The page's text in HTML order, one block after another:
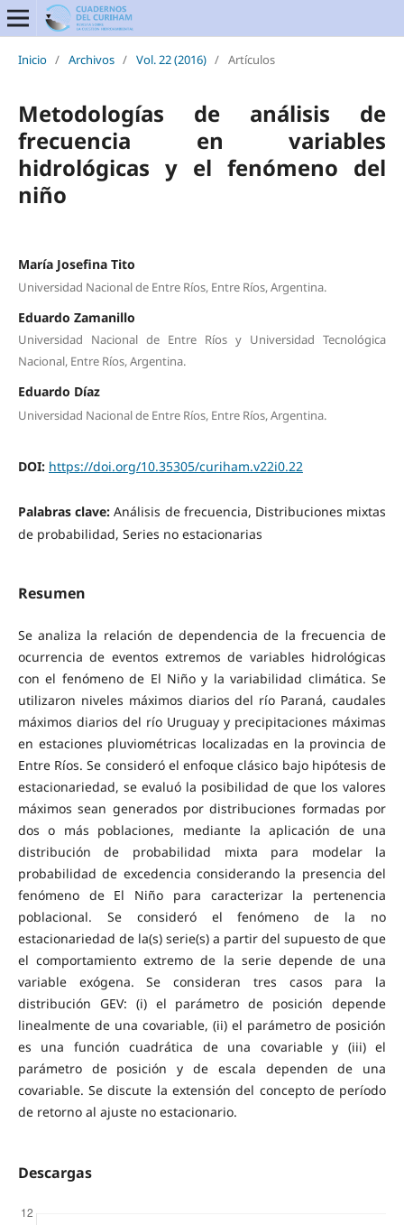
Inicio / Archivos / Vol. 22 (2016) / Artículos
Metodologías de análisis de
frecuencia en variables
hidrológicas y el fenómeno del
niño
María Josefina Tito
Universidad Nacional de Entre Ríos, Entre Ríos, Argentina.
Eduardo Zamanillo
Universidad Nacional de Entre Ríos y Universidad Tecnológica
Nacional, Entre Ríos, Argentina.
Eduardo Díaz
Universidad Nacional de Entre Ríos, Entre Ríos, Argentina.
DOI: https://doi.org/10.35305/curiham.v22i0.22
Palabras clave:Análisis de frecuencia, Distribuciones mixtas
de probabilidad, Series no estacionarias
Resumen
Se analiza la relación de dependencia de la frecuencia de
ocurrencia de eventos extremos de variables hidrológicas
con el fenómeno de El Niño y la variabilidad climática. Se
utilizaron niveles máximos diarios del río Paraná, caudales
máximos diarios del río Uruguay y precipitaciones máximas
en estaciones pluviométricas localizadas en la provincia de
Entre Ríos. Se consideró el enfoque clásico bajo hipótesis de
estacionariedad, se evaluó la posibilidad de que los valores
máximos sean generados por distribuciones formadas por
dos o más poblaciones, mediante la aplicación de una
distribución de probabilidad mixta para modelar la
probabilidad de excedencia considerando la presencia del
fenómeno de El Niño para caracterizar la pertenencia
poblacional. Se consideró el fenómeno de la no
estacionariedad de la(s) serie(s) a partir del supuesto de que
el comportamiento extremo de la serie depende de una
variable exógena. Se consideran tres casos para la
distribución GEV: (i) el parámetro de posición depende
linealmente de una covariable, (ii) el parámetro de posición
es una función cuadrática de una covariable y (iii) el
parámetro de posición y de escala dependen de una
covariable. Se discute la extensión del concepto de período
de retorno al ajuste no estacionario.
Descargas